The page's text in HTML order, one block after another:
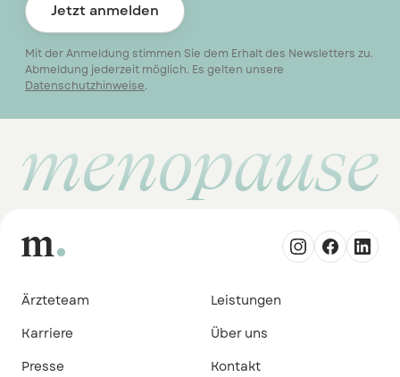
Jetzt anmelden
Mit der Anmeldung stimmen Sie dem Erhalt des Newsletters zu.
Abmeldung jederzeit möglich. Es gelten unsere
Datenschutzhinweise.
menopause
Ärzteteam
Leistungen
Karriere
Über uns
Presse
Kontakt